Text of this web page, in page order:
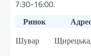
7:30-16:00.
Ринок
Шувар